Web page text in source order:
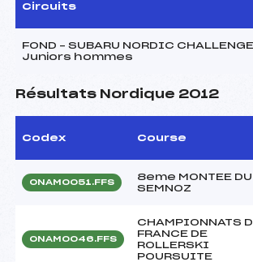
Circuits
FOND – SUBARU NORDIC CHALLENGE
Juniors hommes
Résultats Nordique 2012
Codex Course
ONAM0051.FFS
8eme MONTEE DU
SEMNOZ
ONAM0046.FFS
CHAMPIONNATS
FRANCE DE
ROLLERSKI
POURSUITE